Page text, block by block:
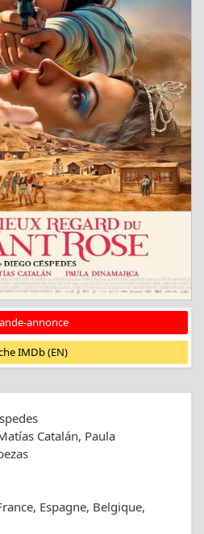
annonce
IMDb (EN)
Catalán, Paula
Espagne, Belgique,